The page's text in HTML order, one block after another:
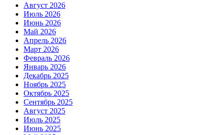
Август 2026
Июль 2026
Июнь 2026
Май 2026
Апрель 2026
Март 2026
Февраль 2026
Январь 2026
Декабрь 2025
Ноябрь 2025
Октябрь 2025
Сентябрь 2025
Август 2025
Июль 2025
Июнь 2025